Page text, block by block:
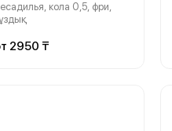
кола 0,5, фри,
2950 ₸